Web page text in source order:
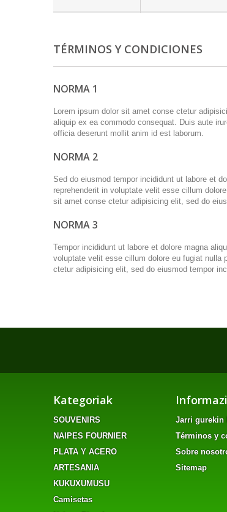
TÉRMINOS Y CONDICIONES
NORMA 1
Lorem ipsum dolor sit amet conse ctetur
aliquip ex ea commodo consequat. Duis aute
officia deserunt mollit anim id est laborum.
NORMA 2
Sed do eiusmod tempor incididunt ut labore et
reprehenderit in voluptate velit esse cillum
sit amet conse ctetur adipisicing elit, sed do
NORMA 3
Tempor incididunt ut labore et dolore magna
voluptate velit esse cillum dolore eu fugiat nulla
ctetur adipisicing elit, sed do eiusmod tempor
Kategoriak
SOUVENIRS
NAIPES FOURNIER
PLATA Y ACERO
ARTESANIA
KUKUXUMUSU
Camisetas
Jarri gurekin
Términos y
Sobre
Sitemap